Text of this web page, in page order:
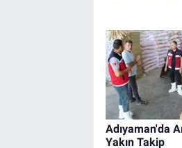
Adıyaman'da
Yakın Takip